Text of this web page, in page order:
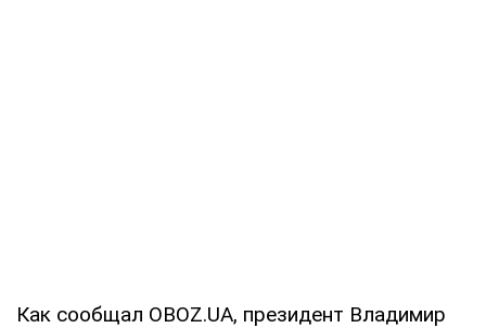
Как сообщал OBOZ.UA, президент Владимир